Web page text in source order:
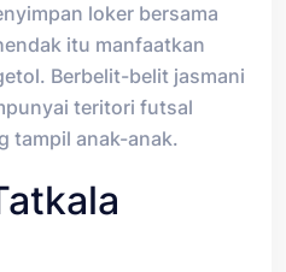
loker bersama
itu manfaatkan
Berbelit-belit jasmani
teritori futsal
tampil anak-anak.